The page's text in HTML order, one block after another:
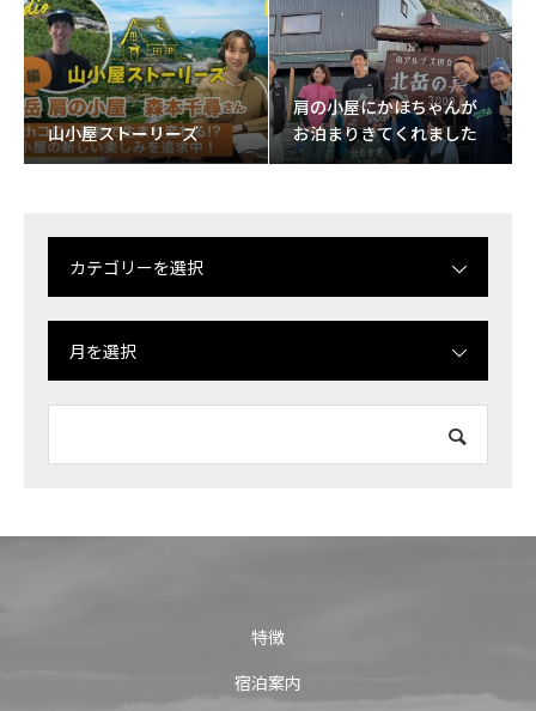
山小屋ストーリーズ
肩の小屋にかほちゃんが
お泊まりきてくれました
カテゴリーを選択
月を選択
特徴
宿泊案内